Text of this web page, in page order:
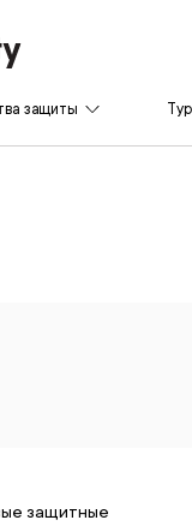
защиты
защитные